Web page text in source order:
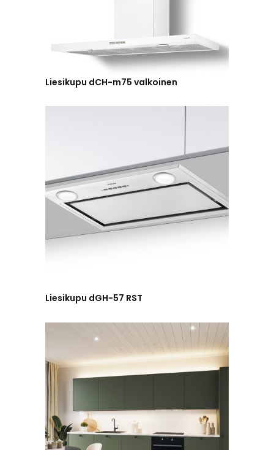
Liesikupu dCH-m75 valkoinen
Liesikupu dGH-57 RST